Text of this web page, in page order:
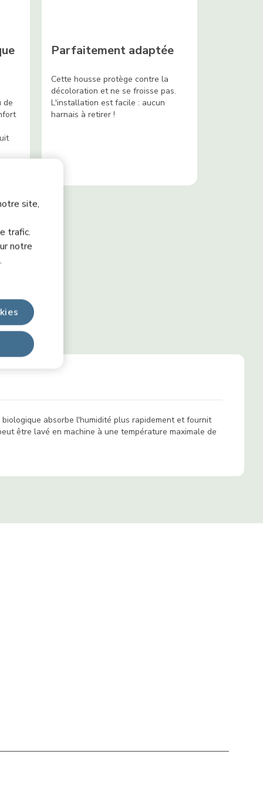
site,
trafic.
notre
absorbe l'humidité plus rapidement et fournit
être lavé en machine à une température maximale de
de
Parfaitement adaptée
Cette housse protège contre la
décoloration et ne se froisse pas.
L'installation est facile : aucun
harnais à retirer !